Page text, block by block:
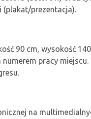
(plakat/prezentacja).
90 cm, wysokość
pracy
na